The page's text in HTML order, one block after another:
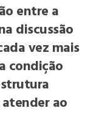
entre a
discussão
vez mais
condição
ao